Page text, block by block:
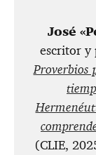
José
escritor y
Proverbios
(CLIE,